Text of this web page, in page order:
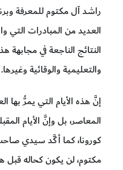
راشد آل مكتوم للمعرفة
العديد من المبادرات التي
النتائج الناجعة في مجابهة
والتعليمية والوقائية وغيرها.
إنَّ هذه الأيام التي يمرُّ
المعاصر، بل وإنَّ الأيام
كورونا، كما أكَّد سيدي
مكتوم، لن يكون كحاله قبل